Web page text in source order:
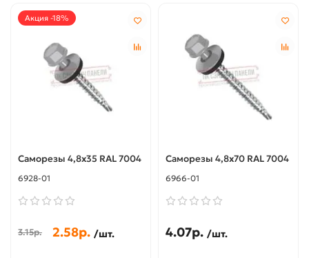
Акция -18%
Саморезы 4,8х35 RAL 7004
6928-01
3.15р. 2.58р. /шт.
Саморезы 4,8х70 RAL 7004
6966-01
4.07р. /шт.